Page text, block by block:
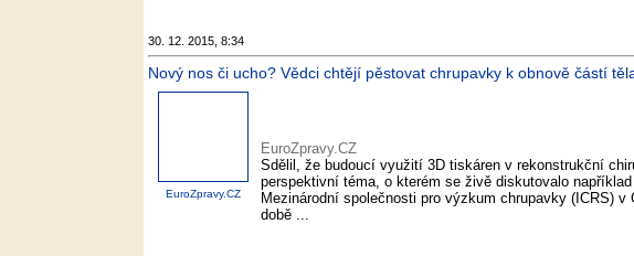
30. 12. 2015, 8:34
Nový nos či ucho? Vědci chtějí pěstovat chrupavky k obnově částí
EuroZpravy.CZ
EuroZpravy.CZ
Sdělil, že budoucí využití 3D tiskáren v rekonstrukční
perspektivní téma, o kterém se živě diskutovalo
Mezinárodní společnosti pro výzkum chrupavky (ICRS)
době ...